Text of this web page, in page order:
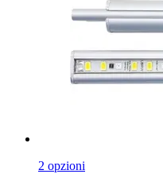
2 opzioni